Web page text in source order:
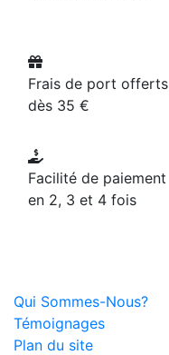
Frais de port offerts
dès 35 €
Facilité de paiement
en 2, 3 et 4 fois
Qui Sommes-Nous?
Témoignages
Plan du site